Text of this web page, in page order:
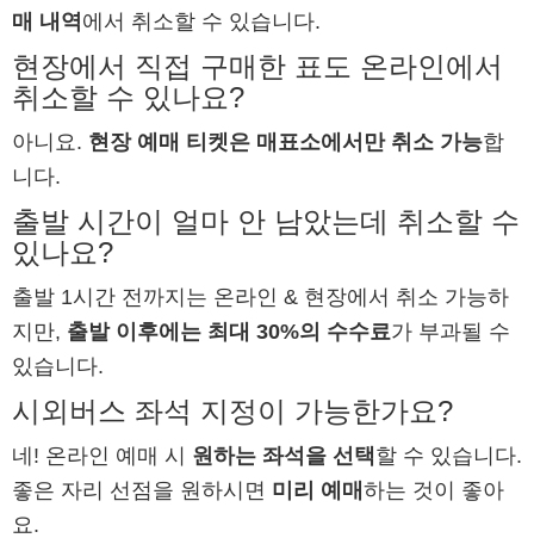
매 내역에서 취소할 수 있습니다.
현장에서 직접 구매한 표도 온라인에서
취소할 수 있나요?
아니요. 현장 예매 티켓은 매표소에서만 취소 가능합
니다.
출발 시간이 얼마 안 남았는데 취소할 수
있나요?
출발 1시간 전까지는 온라인 & 현장에서 취소 가능하
지만, 출발 이후에는 최대 30%의 수수료가 부과될 수
있습니다.
시외버스 좌석 지정이 가능한가요?
네! 온라인 예매 시 원하는 좌석을 선택할 수 있습니다.
좋은 자리 선점을 원하시면 미리 예매 하는 것이 좋아
요.